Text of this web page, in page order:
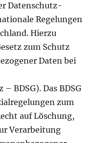
Datenschutz-
Regelungen
Hierzu
zum Schutz
Daten bei
BDSG). Das BDSG
zum
auf Löschung,
Verarbeitung